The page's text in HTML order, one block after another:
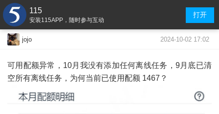
115
安装115APP，随时参与互动
打开
jojo 2024-10-02 17:02
可用配额异常，10月我没有添加任何离线任务，9月底已清
空所有离线任务，为何当前已使用配额 1467？